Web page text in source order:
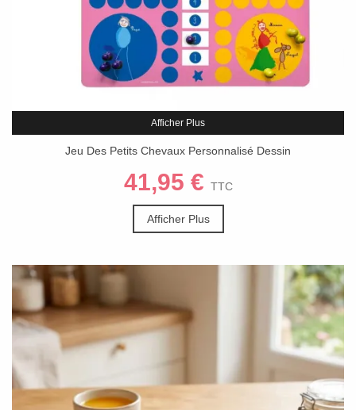
Afficher Plus
Jeu Des Petits Chevaux Personnalisé Dessin
41,95 € TTC
Afficher Plus